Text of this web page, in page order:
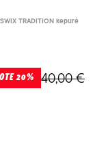
SWIX TRADITION kepurė
40,00 €
20%